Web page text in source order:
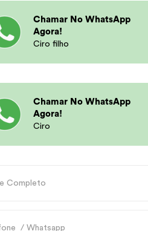
Chamar No WhatsApp
Agora!
Ciro filho
Chamar No WhatsApp
Agora!
Ciro